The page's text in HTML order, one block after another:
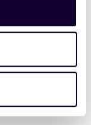
mohou
webu nebo k
můžeme
média, inzerci
s
nebo které
služby. Jaké
vybrať vstupenky
nakoľko
a je potrebné
adresu